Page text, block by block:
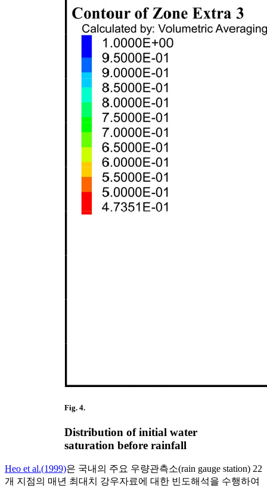
Fig. 4.
Distribution of initial water
saturation before rainfall
Heo et al.(1999)은 국내의 주요 우량관측소(rain gauge station) 22
개 지점의 매년 최대치 강우자료에 대한 빈도해석을 수행하여